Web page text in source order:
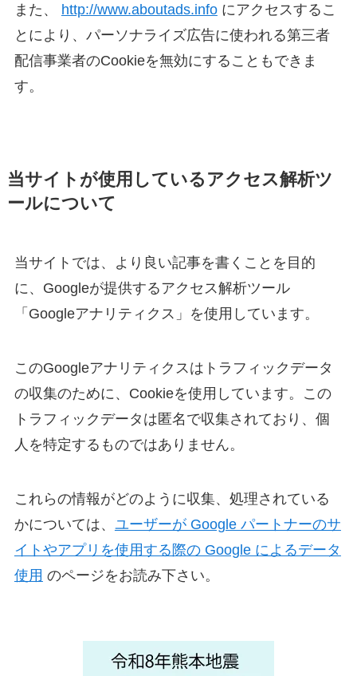
また、 http://www.aboutads.infoにアクセスするこ
とにより、パーソナライズ広告に使われる第三者
配信事業者のCookieを無効にすることもできま
す。
当サイトが使用しているアクセス解析ツ
ールについて
当サイトでは、より良い記事を書くことを目的
に、Googleが提供するアクセス解析ツール
「Googleアナリティクス」を使用しています。
このGoogleアナリティクスはトラフィックデータ
の収集のために、Cookieを使用しています。この
トラフィックデータは匿名で収集されており、個
人を特定するものではありません。
これらの情報がどのように収集、処理されている
かについては、 ユーザーが Google パートナーのサ
イトやアプリを使用する際の Google によるデータ
使用 のページをお読み下さい。